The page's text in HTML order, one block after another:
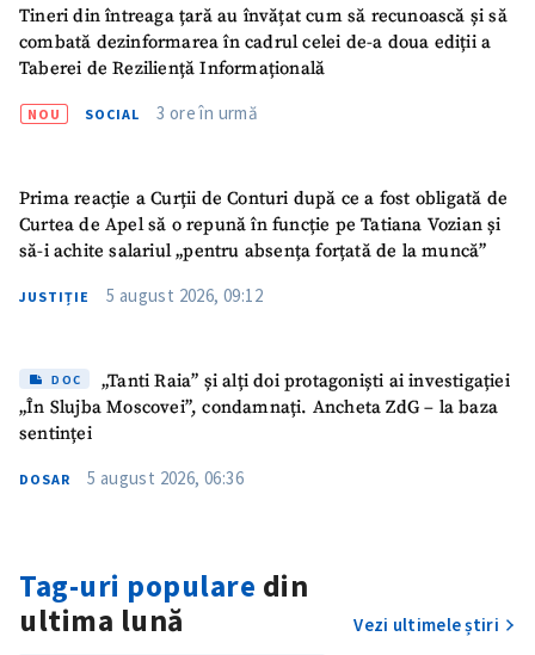
Tineri din întreaga țară au învățat cum să recunoască și să
combată dezinformarea în cadrul celei de-a doua ediții a
Taberei de Reziliență Informațională
NOU SOCIAL 3 ore în urmă
Prima reacție a Curții de Conturi după ce a fost obligată de
Curtea de Apel să o repună în funcție pe Tatiana Vozian și
să-i achite salariul „pentru absența forțată de la muncă”
JUSTIȚIE 5 august 2026, 09:12
DOC
„Tanti Raia” și alți doi protagoniști ai investigației
„În Slujba Moscovei”, condamnați. Ancheta ZdG – la baza
sentinței
DOSAR 5 august 2026, 06:36
Tag-uri populare din
ultima lună
Vezi ultimele știri